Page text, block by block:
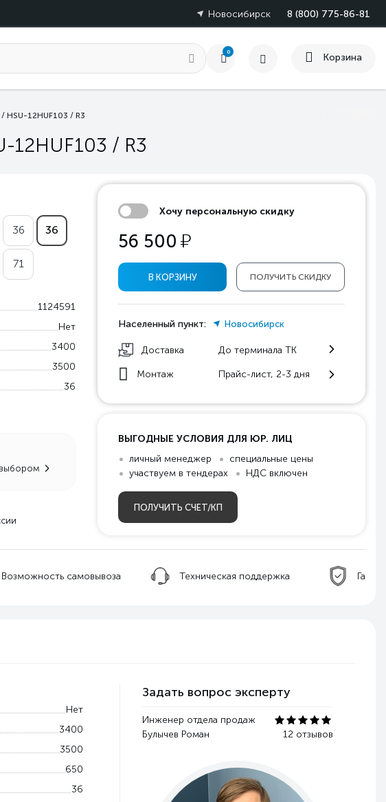
8 (800) 775-86-81
Новосибирск
0
Корзина
HSU-12HUF103 / R3
12HUF103 / R3
36 36
71
1124591
Нет
3400
3500
36
Хочу персональную скидку
56 500 у
ПОЛУЧИТЬ СКИДКУ
В КОРЗИНУ
Населенный пункт: Новосибирск
Доставка До терминала ТК
Монтаж Прайс-лист, 2-3 дня
ВЫГОДНЫЕ УСЛОВИЯ ДЛЯ ЮР. ЛИЦ
личный менеджер
специальные цены
участвуем в тендерах
НДС включен
ПОЛУЧИТЬ СЧЕТ/КП
Техническая поддержка Гарантия качества
Задать вопрос эксперту
Инженер отдела продаж
Булычев Роман
12 отзывов
Нет
3400
3500
650
36